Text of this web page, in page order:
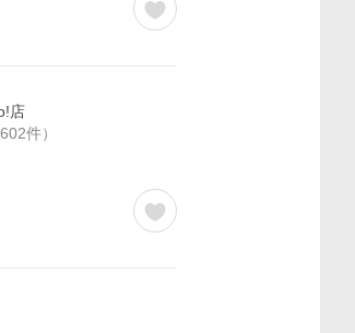
店
件）